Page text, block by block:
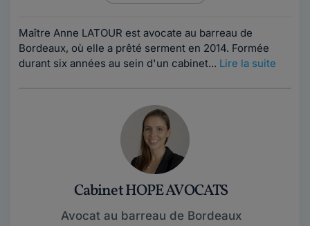
Maître Anne LATOUR est avocate au barreau de
Bordeaux, où elle a prêté serment en 2014. Formée
durant six années au sein d'un cabinet... Lire la suite
Cabinet HOPE AVOCATS
Avocat au barreau de Bordeaux